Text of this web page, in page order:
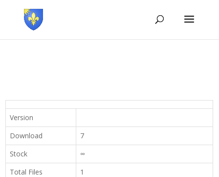
Version
Download
7
Stock
∞
Total Files
1